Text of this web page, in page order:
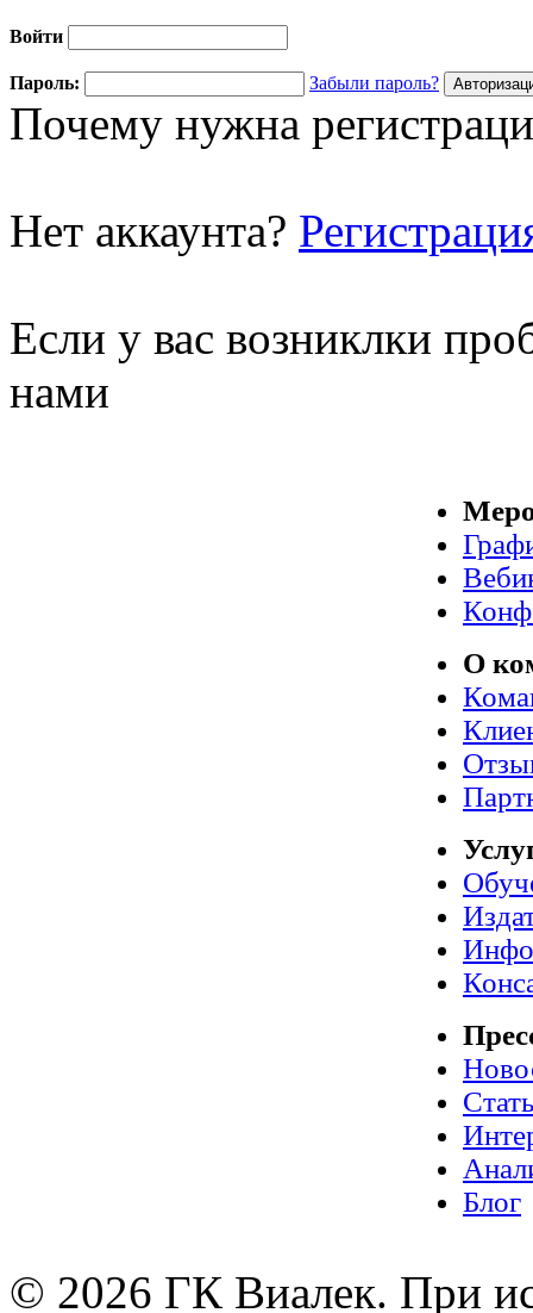
Войти
Пароль: Забыли пароль?
Почему нужна
Нет аккаунта?
Если у вас возниклки
нами
О
Блог
© 2026 ГК Виалек. При